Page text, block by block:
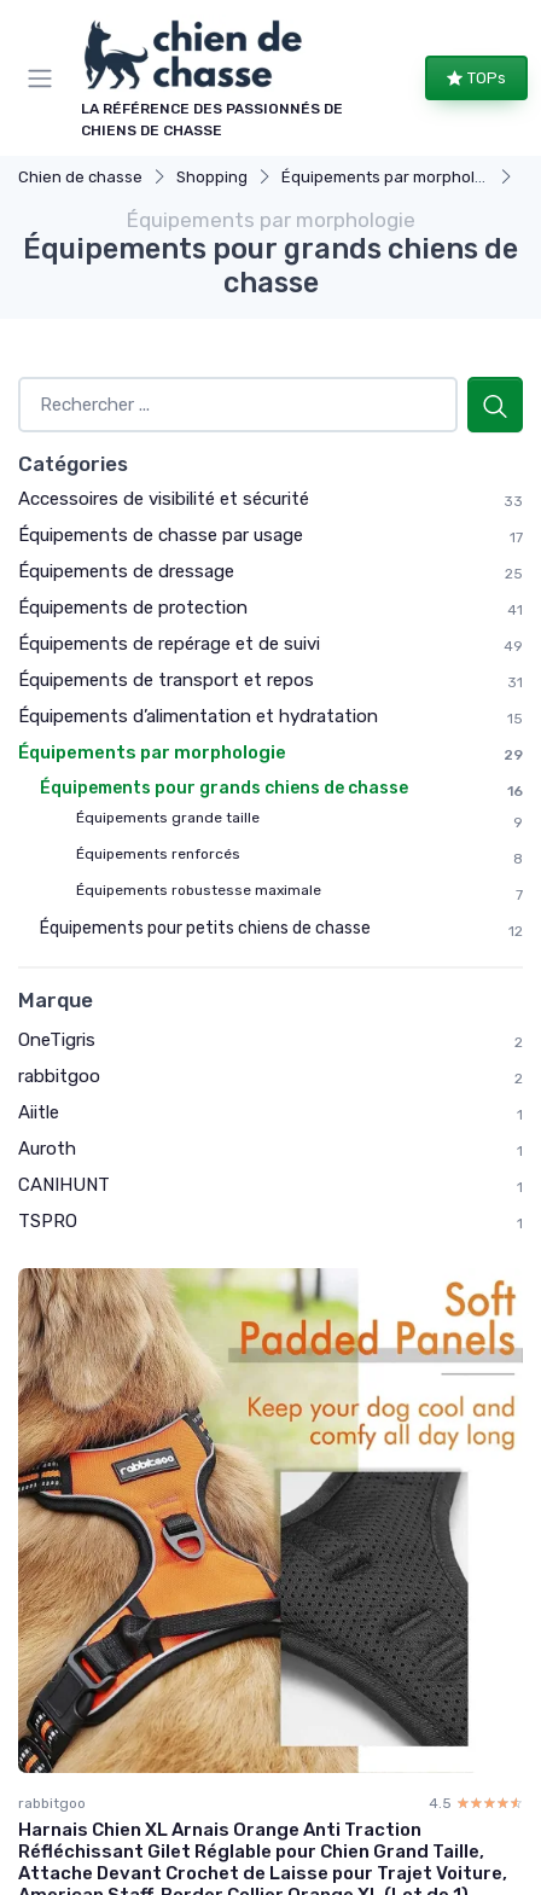
LA RÉFÉRENCE DES PASSIONNÉS DE
CHIENS DE CHASSE
TOPs
Chien de chasse Shopping Équipements par morphologie
Équipements par morphologie
Équipements pour grands chiens de
chasse
Catégories
Accessoires de visibilité et sécurité 33
Équipements de chasse par usage 17
Équipements de dressage 25
Équipements de protection 41
Équipements de repérage et de suivi 49
Équipements de transport et repos 31
Équipements d’alimentation et hydratation 15
Équipements par morphologie 29
Équipements pour grands chiens de chasse
16
Équipements grande taille
9
Équipements renforcés
8
Équipements robustesse maximale
7
Équipements pour petits chiens de chasse 12
Marque
OneTigris 2
rabbitgoo 2
Aiitle 1
Auroth 1
CANIHUNT 1
TSPRO 1
rabbitgoo 4.5 ☆☆☆☆☆
★★★★★
Harnais Chien XL Arnais Orange Anti Traction
Réfléchissant Gilet Réglable pour Chien Grand Taille,
Attache Devant Crochet de Laisse pour Trajet Voiture,
Panneau de gestion des cookies